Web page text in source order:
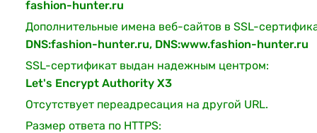
fashion-hunter.ru
Дополнительные имена веб-сайтов в SSL-
DNS:fashion-hunter.ru, DNS:www.fashion-hunter.ru
SSL-сертификат выдан надежным центром:
Let's Encrypt Authority X3
Отсутствует переадресация на другой URL.
Размер ответа по HTTPS: